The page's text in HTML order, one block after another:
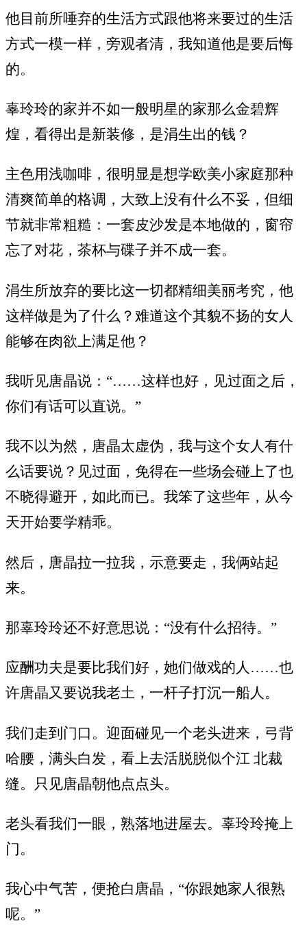
他目前所唾弃的生活方式跟他将来要过的生活
方式一模一样，旁观者清，我知道他是要后悔
的。
辜玲玲的家并不如一般明星的家那么金碧辉
煌，看得出是新装修，是涓生出的钱？
主色用浅咖啡，很明显是想学欧美小家庭那种
清爽简单的格调，大致上没有什么不妥，但细
节就非常粗糙：一套皮沙发是本地做的，窗帘
忘了对花，茶杯与碟子并不成一套。
涓生所放弃的要比这一切都精细美丽考究，他
这样做是为了什么？难道这个其貌不扬的女人
能够在肉欲上满足他？
我听见唐晶说：“……这样也好，见过面之后，
你们有话可以直说。”
我不以为然，唐晶太虚伪，我与这个女人有什
么话要说？见过面，免得在一些场会碰上了也
不晓得避开，如此而已。我笨了这些年，从今
天开始要学精乖。
然后，唐晶拉一拉我，示意要走，我俩站起
来。
那辜玲玲还不好意思说：“没有什么招待。”
应酬功夫是要比我们好，她们做戏的人……也
许唐晶又要说我老土，一杆子打沉一船人。
我们走到门口。迎面碰见一个老头进来，弓背
哈腰，满头白发，看上去活脱脱似个江 北裁
缝。只见唐晶朝他点点头。
老头看我们一眼，熟落地进屋去。辜玲玲掩上
门。
我心中气苦，便抢白唐晶，“你跟她家人很熟
呢。”